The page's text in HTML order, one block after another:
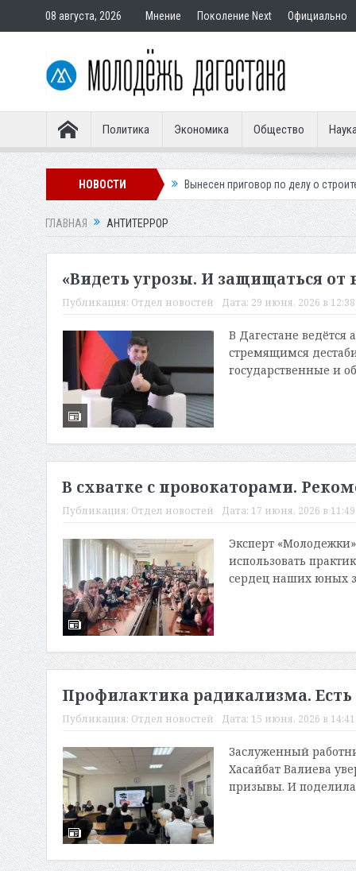
08 августа, 2026 Мнение Поколение Next Официально
Политика Экономика Общество
НОВОСТИ
легионера Вынесен приговор по делу о
ГЛАВНАЯ АНТИТЕРРОР
«Видеть угрозы. И защищаться от
Публикация: Отдел новостей Дата: 29 июня, 2026 в 12:38
В Дагестане
стремящимся
государственные и
В схватке с провокаторами.
Публикация: Отдел новостей Дата: 17 июня, 2026 в 11:49
Эксперт
использовать
сердец наших юных
Профилактика радикализма. Есть
Публикация: Отдел новостей Дата: 15 июня, 2026 в 14:41
Заслуженный
Хасайбат Валиева
призывы. И